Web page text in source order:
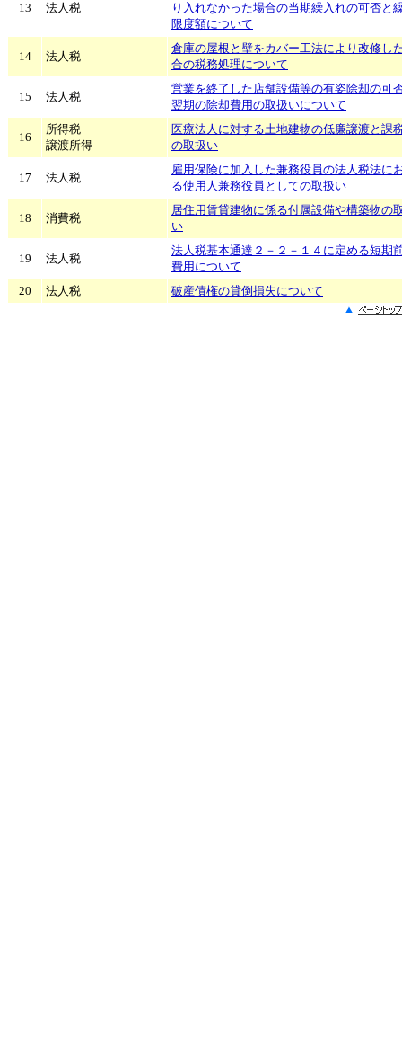
13 法人税
り入れなかった場合の当期繰入れの可否と
限度額について
14 法人税
倉庫の屋根と壁をカバー工法により改修し
合の税務処理について
15 法人税
営業を終了した店舗設備等の有姿除却の可
翌期の除却費用の取扱いについて
16
所得税
譲渡所得
医療法人に対する土地建物の低廉譲渡と課
の取扱い
17 法人税
雇用保険に加入した兼務役員の法人税法に
る使用人兼務役員としての取扱い
18 消費税
居住用賃貸建物に係る付属設備や構築物の
い
19 法人税
法人税基本通達２－２－１４に定める短期
費用について
20
法人税 破産債権の貸倒損失について